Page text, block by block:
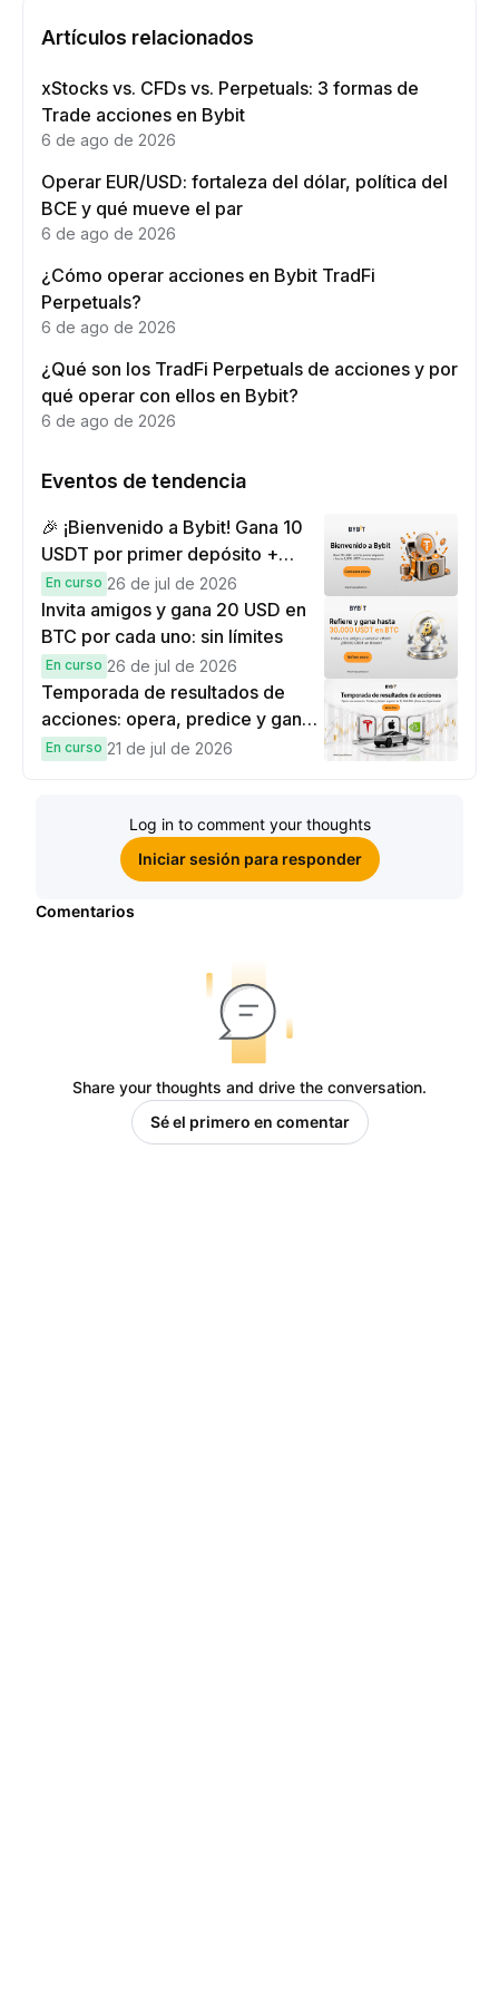
Artículos relacionados
xStocks vs. CFDs vs. Perpetuals: 3 formas de
Trade acciones en Bybit
6 de ago de 2026
Operar EUR/USD: fortaleza del dólar, política del
BCE y qué mueve el par
6 de ago de 2026
¿Cómo operar acciones en Bybit TradFi
Perpetuals?
6 de ago de 2026
¿Qué son los TradFi Perpetuals de acciones y por
qué operar con ellos en Bybit?
6 de ago de 2026
Eventos de tendencia
🎉 ¡Bienvenido a Bybit! Gana 10
USDT por primer depósito +
hasta 9,999 USDT en
recompensas
En curso 26 de jul de 2026
Invita amigos y gana 20 USD en
BTC por cada uno: sin límites
En curso 26 de jul de 2026
Temporada de resultados de
acciones: opera, predice y gana
una Cybertruck.
En curso 21 de jul de 2026
Log in to comment your thoughts
Iniciar sesión para responder
Comentarios
Share your thoughts and drive the conversation.
Sé el primero en comentar